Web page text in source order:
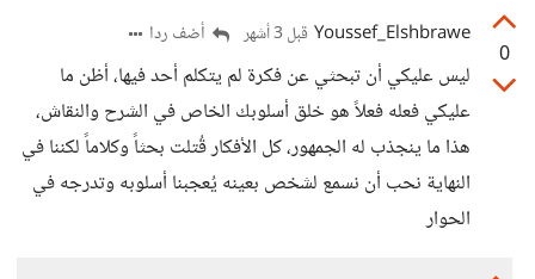
0
Youssef_Elshbrawe قبل 3 أشهر أضف ردا
ليس عليكي أن تبحثي عن فكرة لم يتكلم أحد فيها، أظن ما
عليكي فعله فعلاً هو خلق أسلوبك الخاص في الشرح والنقاش،
هذا ما ينجذب له الجمهور، كل الأفكار قُتلت بحثاً وكلاماً لكننا في
النهاية نحب أن نسمع لشخص بعينه يُعجبنا أسلوبه وتدرجه في
الحوار